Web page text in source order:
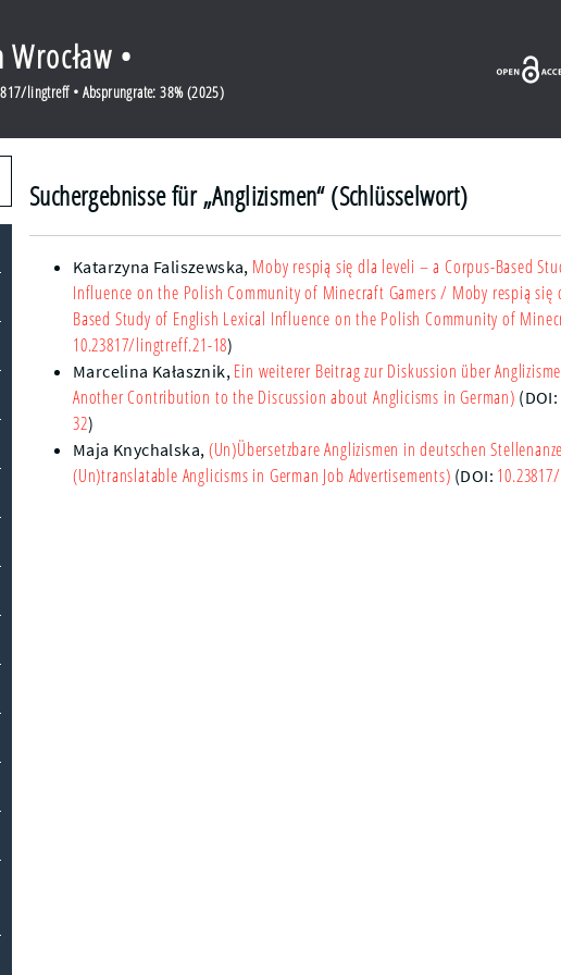
•
lingtreff • Absprungrate: 38% (2025)
Suchergebnisse für „Anglizismen“ (Schlüsselwort)
Katarzyna Faliszewska, Moby respią się dla leveli – a Corpus-Based
Influence on the Polish Community of Minecraft Gamers/ Moby respią się
Based Study of English Lexical Influence on the Polish Community of
10.23817/lingtreff.21-18)
Marcelina Kałasznik, Ein weiterer Beitrag zur Diskussion über
Another Contribution to the Discussion about Anglicisms in German) (DOI:
32)
Maja Knychalska, (Un)Übersetzbare Anglizismen in deutschen
(Un)translatable Anglicisms in German Job Advertisements) (DOI: